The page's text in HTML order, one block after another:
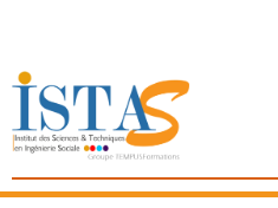
contenu
📅 PRENDRE